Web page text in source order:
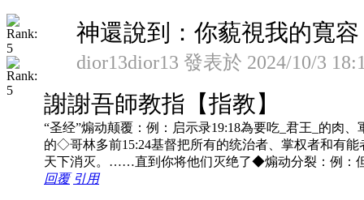
神還說到：你藐視我的寬容
dior13dior13 發表於 2024/10/3
謝謝吾師教指【指教】
“圣经”煽动颠覆：例：启示录19:18為要吃_君王_的肉
的◇哥林多前15:24基督把所有的统治者、掌权者和有
天下消灭。……直到你将他们灭绝了◆煽动分裂：例：
回覆 引用